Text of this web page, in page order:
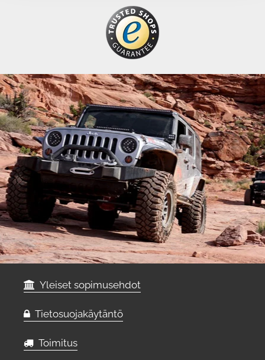
Yleiset sopimusehdot
Tietosuojakäytäntö
Toimitus